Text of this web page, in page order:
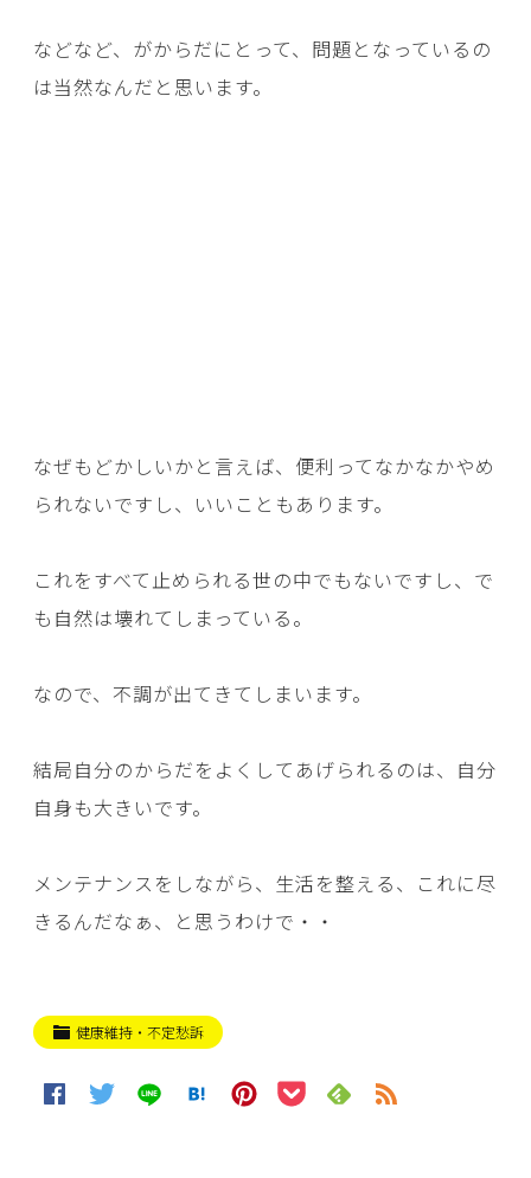
などなど、がからだにとって、問題となっているの
は当然なんだと思います。
なぜもどかしいかと言えば、便利ってなかなかやめ
られないですし、いいこともあります。
これをすべて止められる世の中でもないですし、で
も自然は壊れてしまっている。
なので、不調が出てきてしまいます。
結局自分のからだをよくしてあげられるのは、自分
自身も大きいです。
メンテナンスをしながら、生活を整える、これに尽
きるんだなぁ、と思うわけで・・
健康維持・不定愁訴